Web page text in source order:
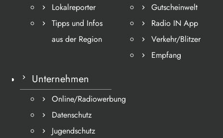
Lokalreporter
Tipps und Infos
aus der Region
Gutscheinwelt
Radio IN App
Verkehr/Blitzer
Empfang
Unternehmen
Online/Radiowerbung
Datenschutz
Jugendschutz